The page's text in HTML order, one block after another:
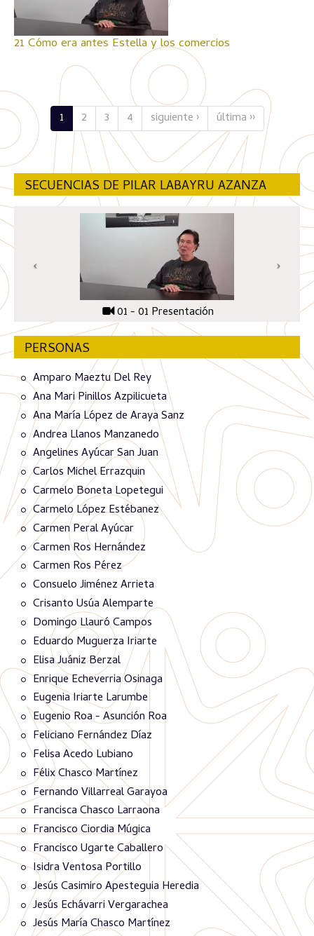
21 Cómo era antes Estella y los comercios
1 2 3 4 siguiente › última ››
SECUENCIAS DE PILAR LABAYRU AZANZA
01 - 01 Presentación
PERSONAS
Amparo Maeztu Del Rey
Ana Mari Pinillos Azpilicueta
Ana María López de Araya Sanz
Andrea Llanos Manzanedo
Angelines Ayúcar San Juan
Carlos Michel Errazquin
Carmelo Boneta Lopetegui
Carmelo López Estébanez
Carmen Peral Ayúcar
Carmen Ros Hernández
Carmen Ros Pérez
Consuelo Jiménez Arrieta
Crisanto Usúa Alemparte
Domingo Llauró Campos
Eduardo Muguerza Iriarte
Elisa Juániz Berzal
Enrique Echeverria Osinaga
Eugenia Iriarte Larumbe
Eugenio Roa - Asunción Roa
Feliciano Fernández Díaz
Felisa Acedo Lubiano
Félix Chasco Martínez
Fernando Villarreal Garayoa
Francisca Chasco Larraona
Francisco Ciordia Múgica
Francisco Ugarte Caballero
Isidra Ventosa Portillo
Jesús Casimiro Apesteguia Heredia
Jesús Echávarri Vergarachea
Jesús María Chasco Martínez